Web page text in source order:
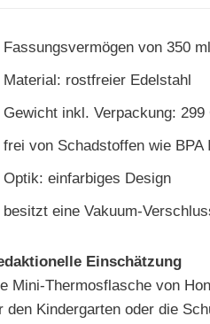
Fassungsvermögen von 350 ml
Material: rostfreier Edelstahl
Gewicht inkl. Verpackung: 299
frei von Schadstoffen wie
Optik: einfarbiges Design
besitzt eine Vakuum-
Einschätzung
Mini-Thermosflasche von
den Kindergarten oder die